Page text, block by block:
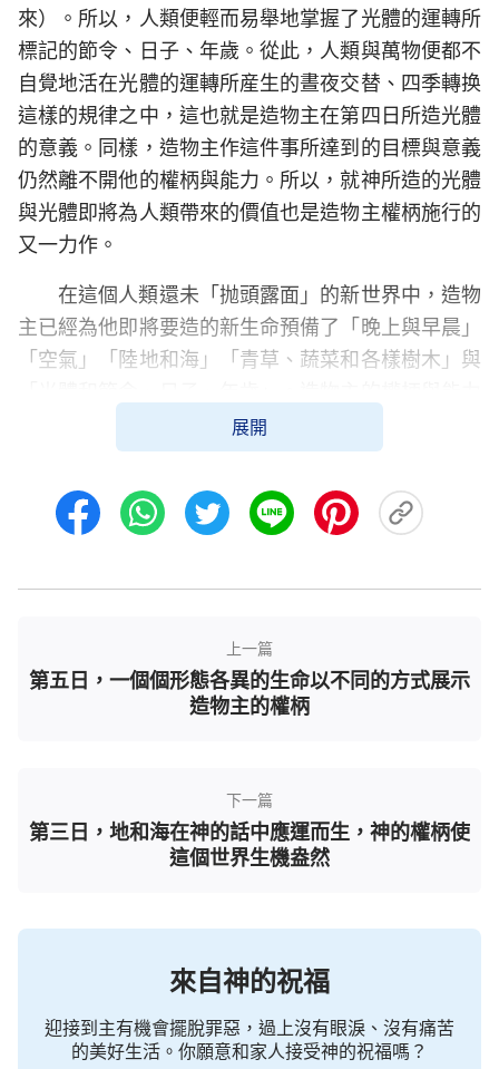
來）。所以，人類便輕而易舉地掌握了光體的運轉所
標記的節令、日子、年歲。從此，人類與萬物便都不
自覺地活在光體的運轉所産生的晝夜交替、四季轉换
這樣的規律之中，這也就是造物主在第四日所造光體
的意義。同樣，造物主作這件事所達到的目標與意義
仍然離不開他的權柄與能力。所以，就神所造的光體
與光體即將為人類帶來的價值也是造物主權柄施行的
又一力作。
在這個人類還未「抛頭露面」的新世界中，造物
主已經為他即將要造的新生命預備了「晚上與早晨」
「空氣」「陸地和海」「青草、蔬菜和各樣樹木」與
在他創造的每一件新生物上得以發表，他的話與實并
行，絲毫没有誤差，也没有絲毫間隔。這一切新生事
物的出現與誕生都在證實着造物主的權柄與能力：既
説必算，既算必成，既成必到永遠。這一事實從未更
樣。現在再看經文中的這些話，你們是不是覺得很新
呢？那是因為造物主的作為打動了你們的心，指引了
你們認識他權柄與能力的方向，開啓了你們了解造物
主的大門，是他的作為、他的權柄賦予了這些話語生
造物主的權柄與能力在創造着一個又一個的奇
下的一個個驚人的作為。他超凡的能力給人類帶來一
讓人為之贊嘆、稱奇、喝彩，更讓人為之動容，為之
生發仰慕、敬畏與依戀之情。造物主的權柄與作為讓
人的心靈震撼，也滌蕩人的心靈，更讓人的心靈得以
展開
上一篇
第五日，一個個形態各異的生命以不同的方式展示
造物主的權柄
下一篇
第三日，地和海在神的話中應運而生，神的權柄使
這個世界生機盎然
來自神的祝福
迎接到主有機會擺脫罪惡，過上沒有眼淚、沒有痛苦
的美好生活。你願意和家人接受神的祝福嗎？